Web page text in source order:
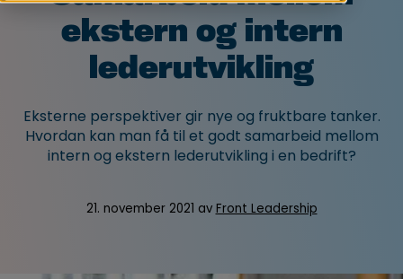
Ledergruppeutvikling
Lederprinsipper
Nettverk
Referanser
Artikler
Kontakt
Logg inn
ekstern og intern
lederutvikling
Eksterne perspektiver gir nye og fruktbare tanker.
Hvordan kan man få til et godt samarbeid mellom
intern og ekstern lederutvikling i en bedrift?
21. november 2021 av Front Leadership